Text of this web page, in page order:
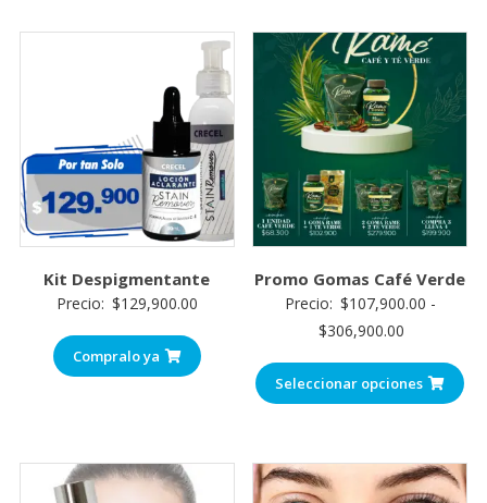
Kit Despigmentante
Precio: $129,900.00
Compralo ya
Promo Gomas Café Verde
Precio: $107,900.00 -
$306,900.00
Seleccionar opciones